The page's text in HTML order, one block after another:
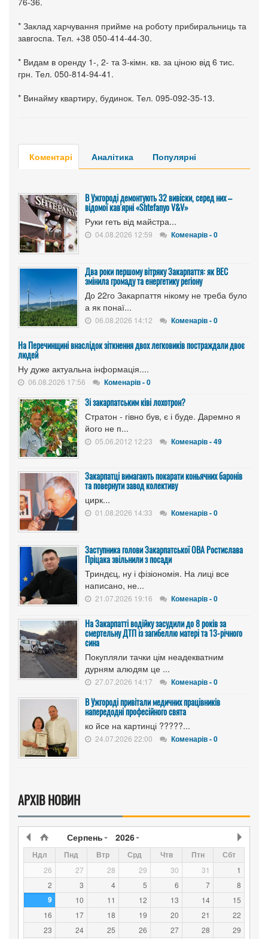
* Заклад харчування прийме на роботу прибиральниць та
завгоспа. Тел. +38 050-414-44-30.
* Видам в оренду 1-, 2- та 3-кімн. кв. за ціною від 6 тис.
грн. Тел. 050-814-94-41.
* Винайму квартиру, будинок. Тел. 095-092-35-13.
Коментарі Аналітика Популярні
В Ужгороді демонтують 32 вивіски, серед них –
відомої кав'ярні «Shtefanyo V&V»
Руки геть від майстра...
04.08.2026 12:59 Коменарів - 0
Два роки першому вітряку Закарпаття: як ВЕС
змінила громаду та енергетику регіону
До 22го Закарпаття нікому не треба було
а як понаї...
06.08.2026 14:12 Коменарів - 0
На Перечинщині внаслідок зіткнення двох легковиків постраждали двоє
людей
Ну дуже актуальна інформація....
06.08.2026 17:56 Коменарів - 0
Зі закарпатським ківі лохотрон?
Стратон - гівно був, є і буде. Даремно я
його не п...
05.06.2012 12:23 Коменарів - 49
Закарпатці вимагають покарати коньячних баронів
та повернути завод колективу
цирк...
01.08.2026 14:33 Коменарів - 0
Заступника голови Закарпатської ОВА Ростислава
Пріцака звільнили з посади
Триндєц, ну і фізіономія. На лиці все
написано, не...
21.07.2026 19:16 Коменарів - 0
На Закарпатті водійку засудили до 8 років за
смертельну ДТП із загибеллю матері та 13-річного
сина
Покупляли тачки цім неадекватним
дурням алюдям це ...
27.07.2026 14:17 Коменарів - 0
В Ужгороді привітали медичних працівників
напередодні професійного свята
ко йсе на картинці ?????...
24.07.2026 22:00 Коменарів - 0
АРХІВ НОВИН
Серпень 2026
Ндл Пнд Втр Срд Чтв Птн Сбт
26 27 28 29 30 31
1
2
3 4 5 6 7 8
9 10 11 12 13 14
15
16
17 18 19 20 21
22
23
24 25 26 27 28
29